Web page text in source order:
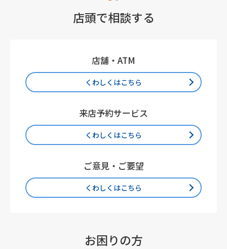
店頭で相談する
店舗・ATM
くわしくはこちら
来店予約サービス
くわしくはこちら
ご意見・ご要望
くわしくはこちら
お困りの方